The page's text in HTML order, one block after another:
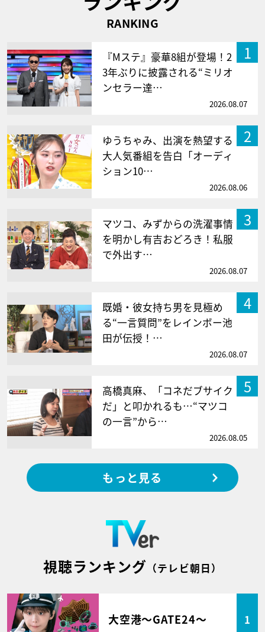
RANKING
1
『Mステ』豪華8組が登場！2
3年ぶりに披露される“ミリオ
ンセラー達…
2026.08.07
2
ゆうちゃみ、出演を熱望する
大人気番組を告白「オーディ
ション10…
2026.08.06
3
マツコ、みずからの洗濯事情
を明かし有吉おどろき！私服
で外出す…
2026.08.07
4
既婚・彼女持ち男を見極め
る“一言質問”をレインボー池
田が伝授！…
2026.08.07
5
高橋真麻、「コネだブサイク
だ」と叩かれるも…“マツコ
の一言”から…
2026.08.05
もっと見る
視聴ランキング （テレビ朝日）
大空港～GATE24～ 1